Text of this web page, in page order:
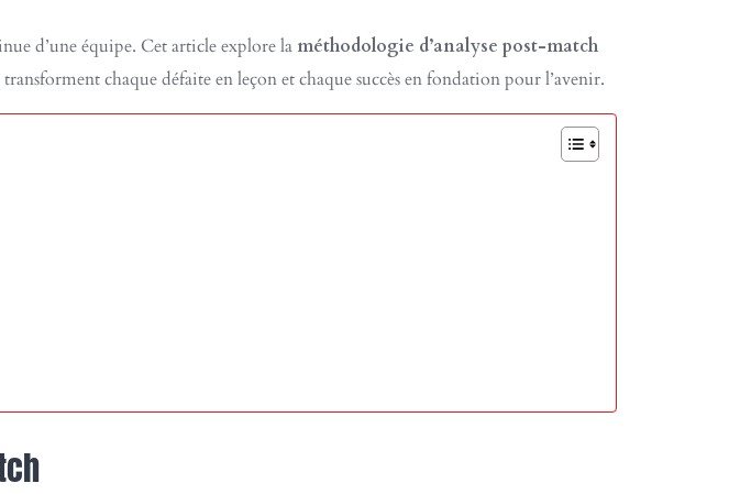
d’une équipe. Cet article explore la méthodologie d’analyse post-match
transforment chaque défaite en leçon et chaque succès en fondation pour l’avenir.